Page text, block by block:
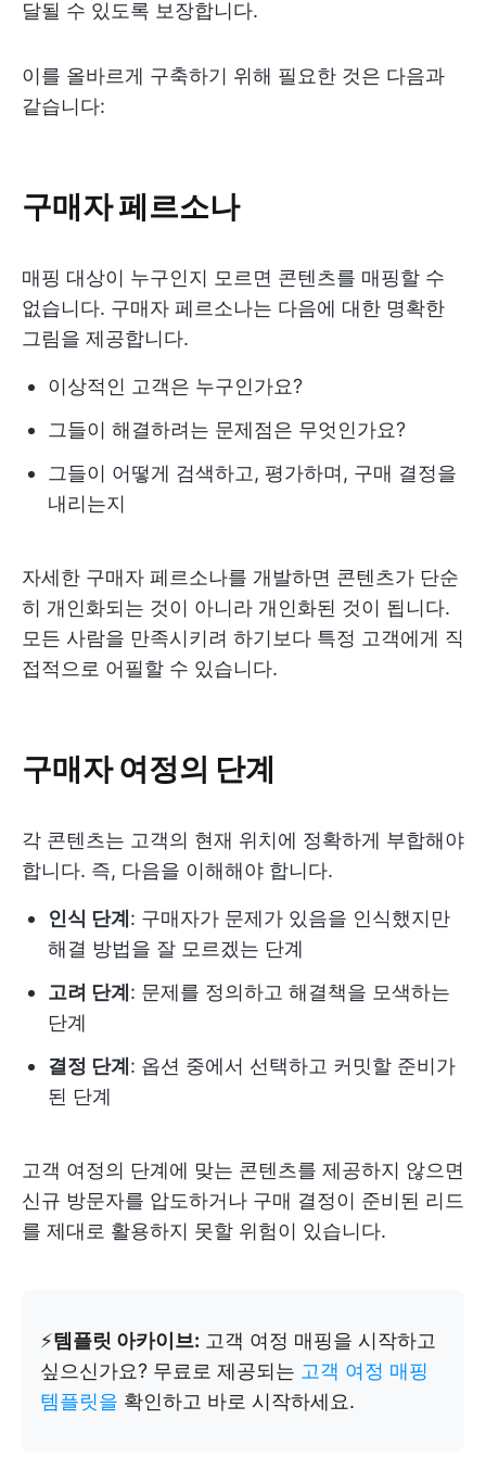
달될 수 있도록 보장합니다.
이를 올바르게 구축하기 위해 필요한 것은 다음과
같습니다:
구매자 페르소나
매핑 대상이 누구인지 모르면 콘텐츠를 매핑할 수
없습니다. 구매자 페르소나는 다음에 대한 명확한
그림을 제공합니다.
이상적인 고객은 누구인가요?
그들이 해결하려는 문제점은 무엇인가요?
그들이 어떻게 검색하고, 평가하며, 구매 결정을
내리는지
자세한 구매자 페르소나를 개발하면 콘텐츠가 단순
히 개인화되는 것이 아니라 개인화된 것이 됩니다.
모든 사람을 만족시키려 하기보다 특정 고객에게 직
접적으로 어필할 수 있습니다.
구매자 여정의 단계
각 콘텐츠는 고객의 현재 위치에 정확하게 부합해야
합니다. 즉, 다음을 이해해야 합니다.
인식 단계 : 구매자가 문제가 있음을 인식했지만
해결 방법을 잘 모르겠는 단계
고려 단계 : 문제를 정의하고 해결책을 모색하는
단계
결정 단계 : 옵션 중에서 선택하고 커밋할 준비가
된 단계
고객 여정의 단계에 맞는 콘텐츠를 제공하지 않으면
신규 방문자를 압도하거나 구매 결정이 준비된 리드
를 제대로 활용하지 못할 위험이 있습니다.
⚡️템플릿 아카이브: 고객 여정 매핑을 시작하고
싶으신가요? 무료로 제공되는 고객 여정 매핑
템플릿을 확인하고 바로 시작하세요.